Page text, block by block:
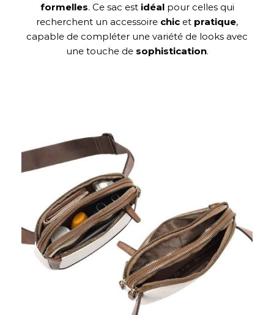
formelles. Ce sac est idéalpour celles qui
recherchent un accessoire chic et pratique,
capable de compléter une variété de looks avec
une touche de sophistication.